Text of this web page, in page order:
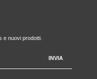
e nuovi prodotti.